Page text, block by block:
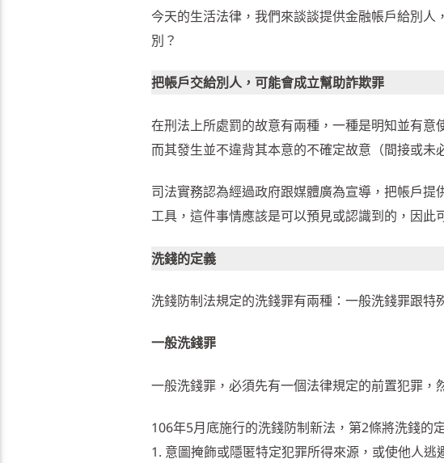
今天的生活法律，我們來談談提供金融帳戶給別
別？
把帳戶交給別人，可能會成立幫助詐欺罪
在刑法上所處罰的故意有兩種，一種是明知並有
而其發生並不違背其本意的不確定故意（間接或未
司法實務認為經過政府跟媒體廣為宣導，把帳戶
工具，這件事情應該是可以預見或認識到的，因此
洗錢的定義
洗錢防制法規定的洗錢罪有兩種：一般洗錢罪跟特
一般洗錢罪
一般洗錢罪，必須先有一個法律規定的前置犯罪，
106年5月底施行的洗錢防制新法，第2條將洗錢的
1. 意圖掩飾或隱匿特定犯罪所得來源，或使他人